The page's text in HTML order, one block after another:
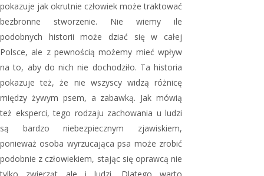
pokazuje jak okrutnie człowiek może traktować
bezbronne stworzenie. Nie wiemy ile
podobnych historii może dziać się w całej
Polsce, ale z pewnością możemy mieć wpływ
na to, aby do nich nie dochodziło. Ta historia
pokazuje też, że nie wszyscy widzą różnicę
między żywym psem, a zabawką. Jak mówią
też eksperci, tego rodzaju zachowania u ludzi
są bardzo niebezpiecznym zjawiskiem,
ponieważ osoba wyrzucająca psa może zrobić
podobnie z człowiekiem, stając się oprawcą nie